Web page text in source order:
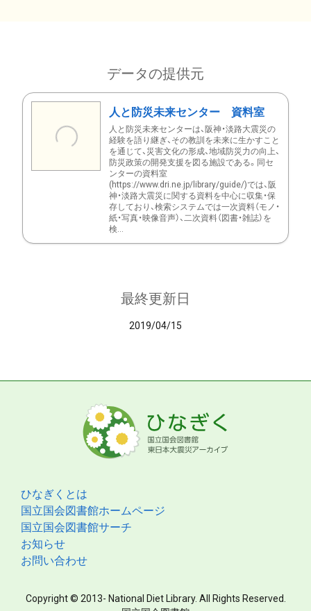
データの提供元
人と防災未来センター 資料室
人と防災未来センターは、阪神・淡路大震災の
経験を語り継ぎ、その教訓を未来に生かすこと
を通じて、災害文化の形成、地域防災力の向上、
防災政策の開発支援を図る施設である。同セ
ンターの資料室
(https://www.dri.ne.jp/library/guide/)では、阪
神・淡路大震災に関する資料を中心に収集・保
存しており、検索システムでは一次資料（モノ・
紙・写真・映像音声）、二次資料（図書・雑誌）を
検...
最終更新日
2019/04/15
ひなぎくとは
国立国会図書館ホームページ
国立国会図書館サーチ
お知らせ
お問い合わせ
Copyright © 2013- National Diet Library. All Rights Reserved.